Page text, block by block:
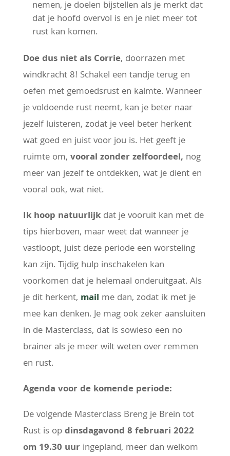
nemen, je doelen bijstellen als je merkt dat
dat je hoofd overvol is en je niet meer tot
rust kan komen.
Doe dus niet als Corrie, doorrazen met
windkracht 8! Schakel een tandje terug en
oefen met gemoedsrust en kalmte. Wanneer
je voldoende rust neemt, kan je beter naar
jezelf luisteren, zodat je veel beter herkent
wat goed en juist voor jou is. Het geeft je
ruimte om, vooral zonder zelfoordeel, nog
meer van jezelf te ontdekken, wat je dient en
vooral ook, wat niet.
Ik hoop natuurlijk dat je vooruit kan met de
tips hierboven, maar weet dat wanneer je
vastloopt, juist deze periode een worsteling
kan zijn. Tijdig hulp inschakelen kan
voorkomen dat je helemaal onderuitgaat. Als
je dit herkent, mail me dan, zodat ik met je
mee kan denken. Je mag ook zeker aansluiten
in de Masterclass, dat is sowieso een no
brainer als je meer wilt weten over remmen
en rust.
Agenda voor de komende periode:
De volgende Masterclass Breng je Brein tot
Rust is opdinsdagavond 8 februari 2022
om 19.30 uur ingepland, meer dan welkom